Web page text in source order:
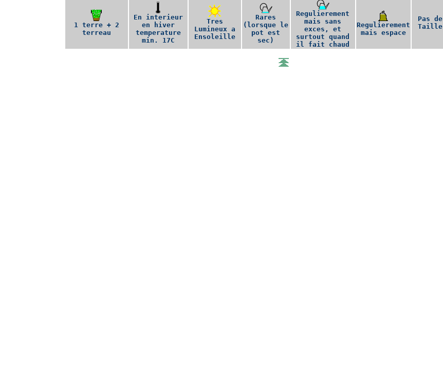
1 terre + 2
terreau
En interieur
en hiver
temperature
min. 17C
Tres
Lumineux a
Ensoleille
Rares
(lorsque le
pot est
sec)
Regulierement
mais sans
exces, et
surtout quand
il fait chaud
Regulierement
mais espace
Pas de
Taille